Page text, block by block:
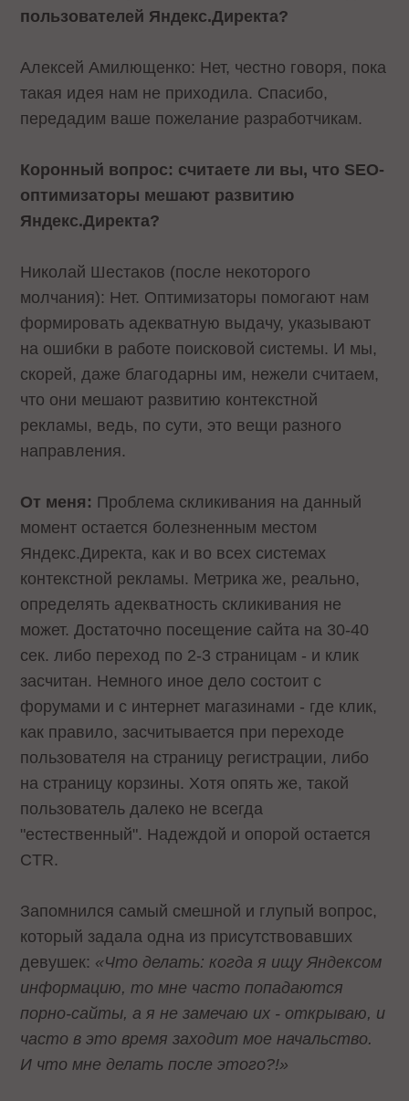
пользователей Яндекс.Директа?
Алексей Амилющенко: Нет, честно говоря, пока
такая идея нам не приходила. Спасибо,
передадим ваше пожелание разработчикам.
Коронный вопрос: считаете ли вы, что SEO-
оптимизаторы мешают развитию
Яндекс.Директа?
Николай Шестаков (после некоторого
молчания): Нет. Оптимизаторы помогают нам
формировать адекватную выдачу, указывают
на ошибки в работе поисковой системы. И мы,
скорей, даже благодарны им, нежели считаем,
что они мешают развитию контекстной
рекламы, ведь, по сути, это вещи разного
направления.
От меня: Проблема скликивания на данный
момент остается болезненным местом
Яндекс.Директа, как и во всех системах
контекстной рекламы. Метрика же, реально,
определять адекватность скликивания не
может. Достаточно посещение сайта на 30-40
сек. либо переход по 2-3 страницам - и клик
засчитан. Немного иное дело состоит с
форумами и с интернет магазинами - где клик,
как правило, засчитывается при переходе
пользователя на страницу регистрации, либо
на страницу корзины. Хотя опять же, такой
пользователь далеко не всегда
"естественный". Надеждой и опорой остается
CTR.
Запомнился самый смешной и глупый вопрос,
который задала одна из присутствовавших
девушек: «Что делать: когда я ищу Яндексом
информацию, то мне часто попадаются
порно-сайты, а я не замечаю их - открываю, и
часто в это время заходит мое начальство.
И что мне делать после этого?!»